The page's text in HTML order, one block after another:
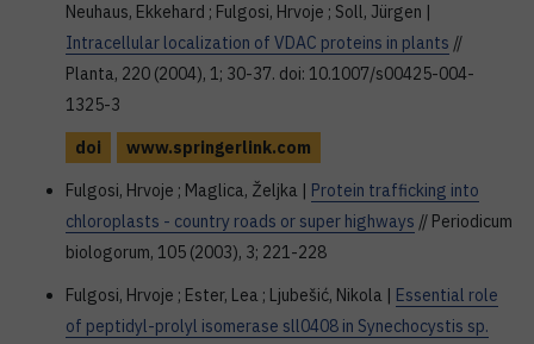
Neuhaus, Ekkehard ; Fulgosi, Hrvoje ; Soll, Jürgen |
Intracellular localization of VDAC proteins in plants //
Planta, 220 (2004), 1; 30-37. doi: 10.1007/s00425-004-
1325-3
doi
www.springerlink.com
Fulgosi, Hrvoje ; Maglica, Željka | Protein trafficking into
chloroplasts - country roads or super highways // Periodicum
biologorum, 105 (2003), 3; 221-228
Fulgosi, Hrvoje ; Ester, Lea ; Ljubešić, Nikola | Essential role
of peptidyl-prolyl isomerase sll0408 in Synechocystis sp.